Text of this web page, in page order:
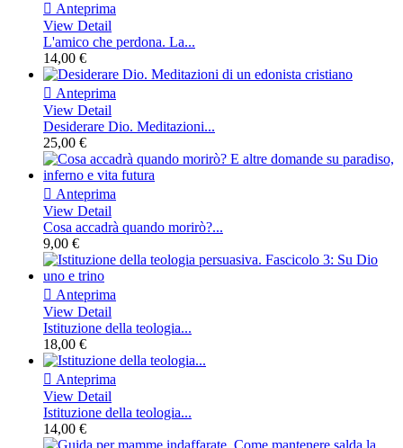
 Anteprima
View Detail
L'amico che perdona. La...
14,00 €
 Anteprima
View Detail
Desiderare Dio. Meditazioni...
25,00 €
 Anteprima
View Detail
Cosa accadrà quando morirò?...
9,00 €
 Anteprima
View Detail
Istituzione della teologia...
18,00 €
 Anteprima
View Detail
Istituzione della teologia...
14,00 €